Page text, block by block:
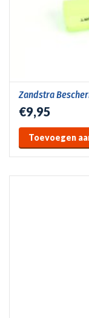
Zandstra
€9,95
Toevoegen